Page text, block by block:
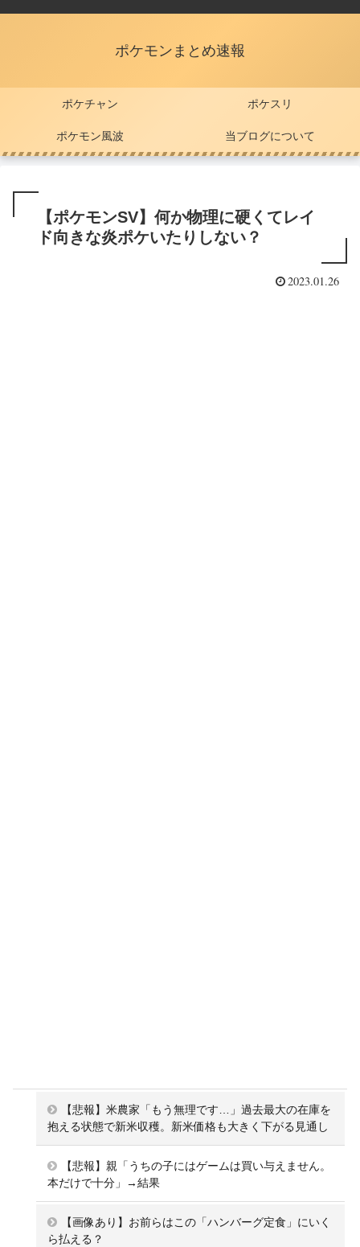
ポケモンまとめ速報
ポケチャン ポケスリ
ポケモン風波 当ブログについて
【ポケモンSV】何か物理に硬くてレイ
ド向きな炎ポケいたりしない？
2023.01.26
【悲報】米農家「もう無理です…」過去最大の在庫を
抱える状態で新米収穫。新米価格も大きく下がる見通し
【悲報】親「うちの子にはゲームは買い与えません。
本だけで十分」→結果
【画像あり】お前らはこの「ハンバーグ定食」にいく
ら払える？